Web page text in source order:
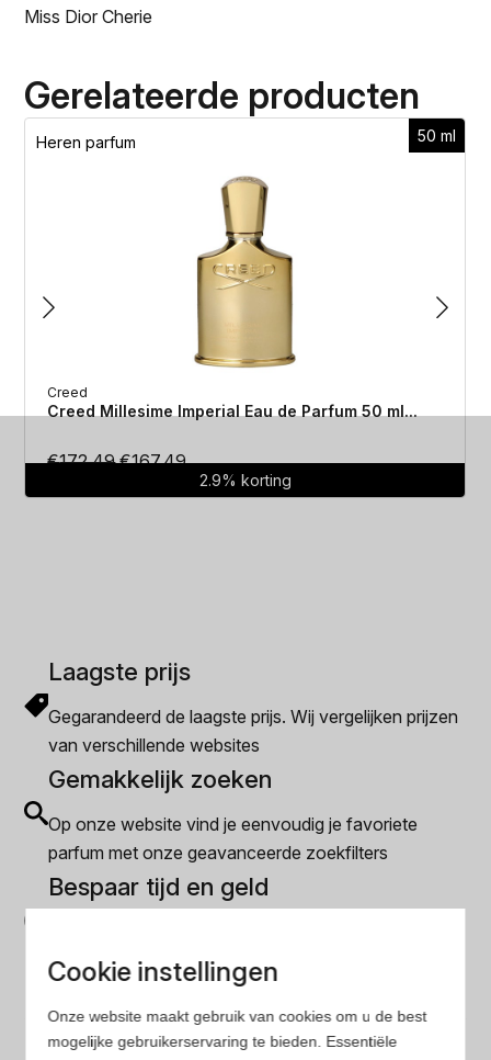
Miss Dior Cherie
Gerelateerde producten
50 ml
Heren parfum
Creed
Creed Millesime Imperial Eau de Parfum 50 ml...
€172.49Oorspronkelijke
€167.49Huidige
prijs
2.9% korting
Laagste prijs
Gegarandeerd de laagste prijs. Wij vergelijken prijzen
van verschillende websites
Gemakkelijk zoeken
Op onze website vind je eenvoudig je favoriete
parfum met onze geavanceerde zoekfilters
Bespaar tijd en geld
minder tijd en geld kwijt bent
Populaire herengeuren
Cookie instellingen
Onze website maakt gebruik van cookies om u de best
mogelijke gebruikerservaring te bieden. Essentiële